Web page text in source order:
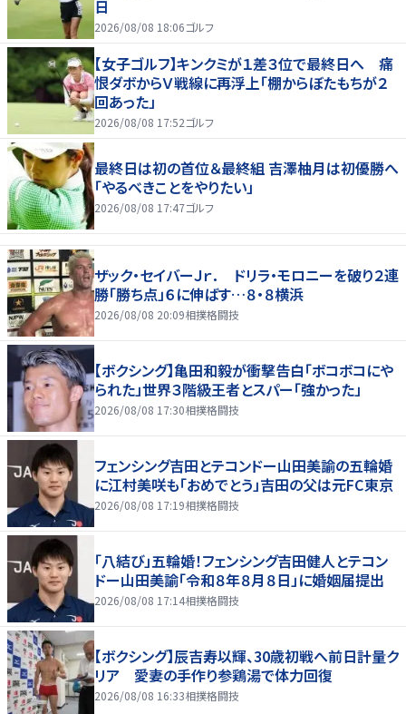
日
2026/08/08 18:06ゴルフ
【女子ゴルフ】キンクミが１差３位で最終日へ 痛
恨ダボからＶ戦線に再浮上「棚からぼたもちが２
回あった」
2026/08/08 17:52ゴルフ
最終日は初の首位＆最終組 吉澤柚月は初優勝へ
「やるべきことをやりたい」
2026/08/08 17:47ゴルフ
ザック・セイバーＪｒ． ドリラ・モロニーを破り２連
勝「勝ち点」６に伸ばす…８・８横浜
2026/08/08 20:09相撲格闘技
【ボクシング】亀田和毅が衝撃告白「ボコボコにや
られた」世界３階級王者とスパー「強かった」
2026/08/08 17:30相撲格闘技
フェンシング吉田とテコンドー山田美諭の五輪婚
に江村美咲も「おめでとう」吉田の父は元FC東京
2026/08/08 17:19相撲格闘技
「八結び」五輪婚！フェンシング吉田健人とテコン
ドー山田美諭「令和８年８月８日」に婚姻届提出
2026/08/08 17:14相撲格闘技
【ボクシング】辰吉寿以輝、30歳初戦へ前日計量ク
リア 愛妻の手作り参鶏湯で体力回復
2026/08/08 16:33相撲格闘技